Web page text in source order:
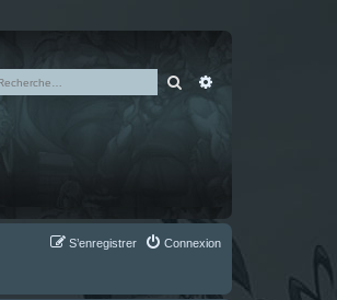
Rechercher
Connexion
S’enregistrer